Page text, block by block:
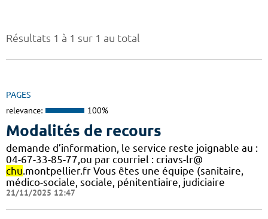
Résultats 1 à 1 sur 1 au total
PAGES
relevance: 100%
Modalités de recours
demande d’information, le service reste joignable au :
04-67-33-85-77,ou par courriel : criavs-lr@
chu .montpellier.fr Vous êtes une équipe (sanitaire,
médico-sociale, sociale, pénitentiaire, judiciaire
21/11/2025 12:47